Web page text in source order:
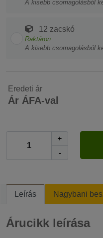
A kisebb csomagolásból
12 zacskó
Raktáron
A kisebb csomagolásból
Eredeti ár
Ár ÁFA-val
+
-
Leírás Nagybani
Árucikk leírása